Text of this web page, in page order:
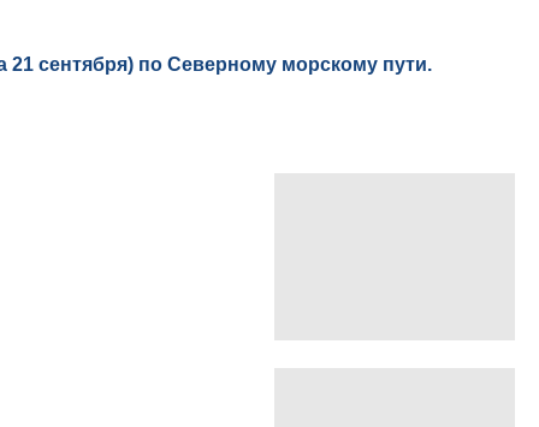
сентября) по Северному морскому пути.